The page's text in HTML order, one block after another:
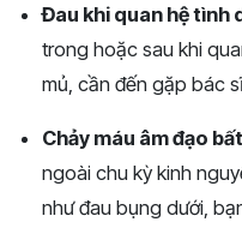
Đau khi quan hệ tình
trong hoặc sau khi
mủ, cần đến gặp bác
Chảy máu âm đạo
ngoài chu kỳ kinh
như đau bụng dưới,